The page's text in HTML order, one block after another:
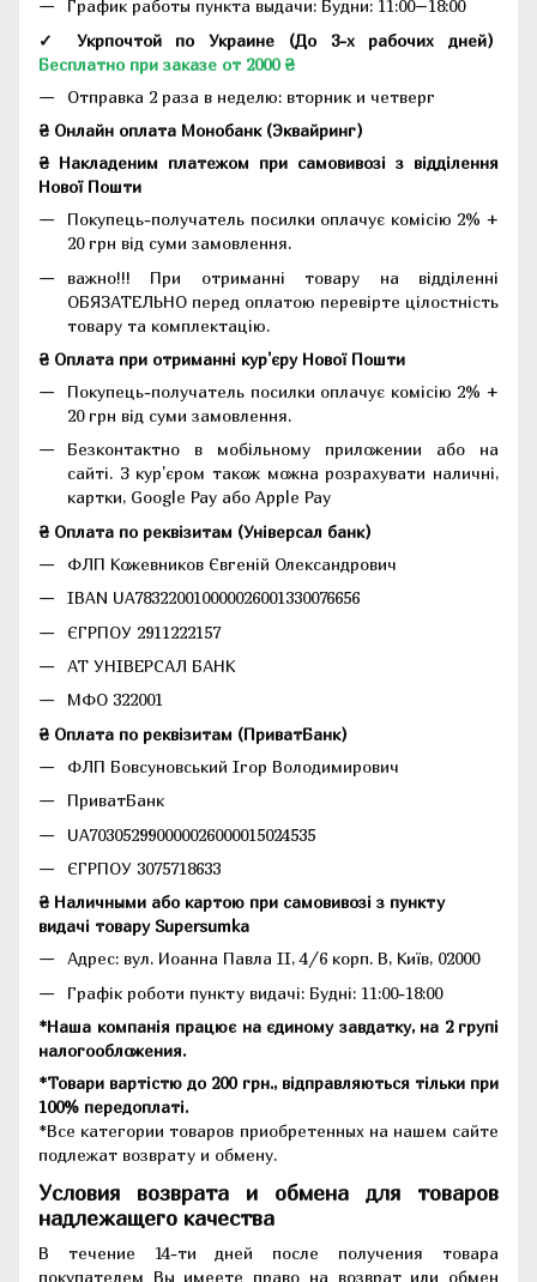
График работы пункта выдачи: Будни: 11:00–18:00
✓ Укрпочтой по Украине (До 3-х рабочих дней)
Бесплатно при заказе от 2000 ₴
Отправка 2 раза в неделю: вторник и четверг
₴ Онлайн оплата Монобанк (Эквайринг)
₴ Накладеним платежом при самовивозі з відділення
Нової Пошти
Покупець-получатель посилки оплачує комісію 2% +
20 грн від суми замовлення.
важно!!! При отриманні товару на відділенні
ОБЯЗАТЕЛЬНО перед оплатою перевірте цілостність
товару та комплектацію.
₴ Оплата при отриманні кур'єру Нової Пошти
Покупець-получатель посилки оплачує комісію 2% +
20 грн від суми замовлення.
Безконтактно в мобільному приложении або на
сайті. З кур'єром також можна розрахувати наличні,
картки, Google Pay або Apple Pay
₴ Оплата по реквізитам (Універсал банк)
ФЛП Кожевников Євгеній Олександрович
IBAN UA783220010000026001330076656
ЄГРПОУ 2911222157
АТ УНІВЕРСАЛ БАНК
МФО 322001
₴ Оплата по реквізитам (ПриватБанк)
ФЛП Бовсуновський Ігор Володимирович
ПриватБанк
UA703052990000026000015024535
ЄГРПОУ 3075718633
₴ Наличными або картою при самовивозі з пункту
видачі товару Supersumka
Адрес: вул. Иоанна Павла II, 4/6 корп. В, Київ, 02000
Графік роботи пункту видачі: Будні: 11:00-18:00
*Наша компанія працює на єдиному завдатку, на 2 групі
налогообложения.
*Товари вартістю до 200 грн., відправляються тільки при
100% передоплаті.
*Все категории товаров приобретенных на нашем сайте
подлежат возврату и обмену.
Условия возврата и обмена для товаров
надлежащего качества
В течение 14-ти дней после получения товара
покупателем Вы имеете право на возврат или обмен